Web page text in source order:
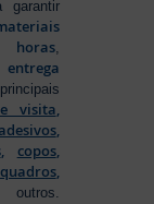
garantir
horas,
visita,
,
, copos,
quadros,